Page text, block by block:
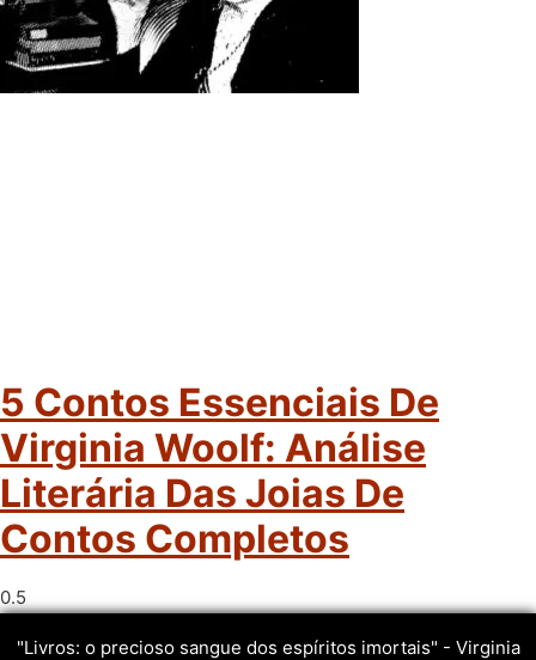
5 Contos Essenciais De
Virginia Woolf: Análise
Literária Das Joias De
Contos Completos
"Livros: o precioso sangue dos espíritos imortais" - Virginia